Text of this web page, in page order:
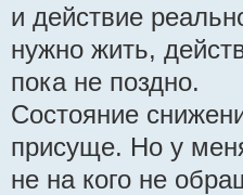
и действие
нужно жить,
пока не поздно.
Состояние
присуще. Но у
не на кого не